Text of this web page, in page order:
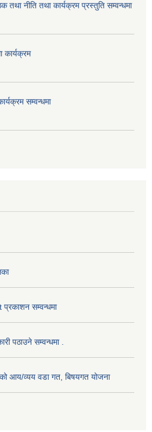
नीति तथा कार्यक्रम प्रस्तुति सम्वन्धमा
सम्वन्धमा
सम्वन्धमा
पठाउने सम्वन्धमा .
आय/व्यय वडा गत, बिषयगत योजना